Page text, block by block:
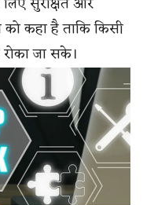
को कहा है ताकि किसी
जा सके।